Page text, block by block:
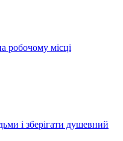
робочому місці
і зберігати душевний